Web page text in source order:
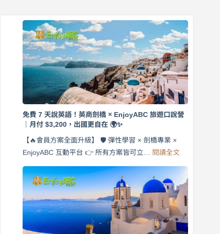
免費 7 天說英語！英商劍橋 × EnjoyABC 旅遊口說營
｜月付 $3,200，出國更自在 🌍✨
【🔥會員方案全面升級】 🛡️ 彈性學習 × 劍橋專業 ×
EnjoyABC 互動平台 👉 所有方案皆可立… 閱讀全文:
費
天
說
英
語！
英